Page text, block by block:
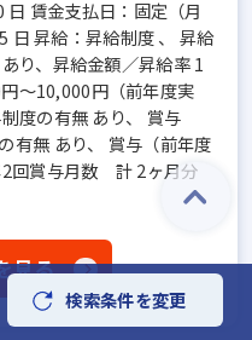
日 賃金支払日：固定（月
日 昇給：昇給制度 、 昇給
あり、昇給金額／昇給率 1
～10,000円（前年度実
度の有無 あり、 賞与
有無 あり、 賞与（前年度
2回賞与月数 計 2ヶ月分
見る
検索条件を変更